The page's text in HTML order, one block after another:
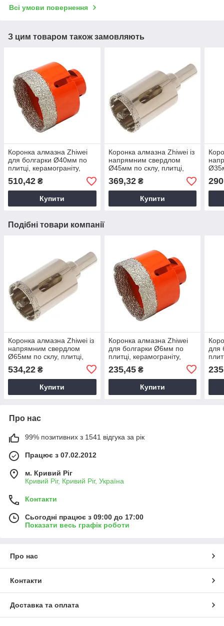
Всі умови повернення
З цим товаром також замовляють
Коронка алмазна Zhiwei
для болгарки Ø40мм по
плитці, керамограніту,
Коронка для болгарки,
Коронки для плитки
510,42 ₴
Купити
Коронка алмазна Zhiwei із
напрямним свердлом
Ø45мм по склу, плитці,
кераміці, Алмазна коронка
з свердлом
369,32₴
Купити
зі
Подібні товари компанії
Коронка алмазна Zhiwei із
напрямним свердлом
Ø65мм по склу, плитці,
кераміці, Алмазна коронка
з свердлом
534,22 ₴
Купити
Коронка алмазна Zhiwei
для болгарки Ø6мм по
плитці, керамограніту,
Коронки для плитки
235,45₴
Купити
для
Про нас
99% позитивних з 1541 відгука за рік
Працює з 07.02.2012
м. Кривий Ріг
Кривий Ріг, Кривий Ріг, Україна
Контакти
Сьогодні працює з 09:00 до 17:00
Показати весь графік роботи
Про нас
Контакти
Доставка та оплата